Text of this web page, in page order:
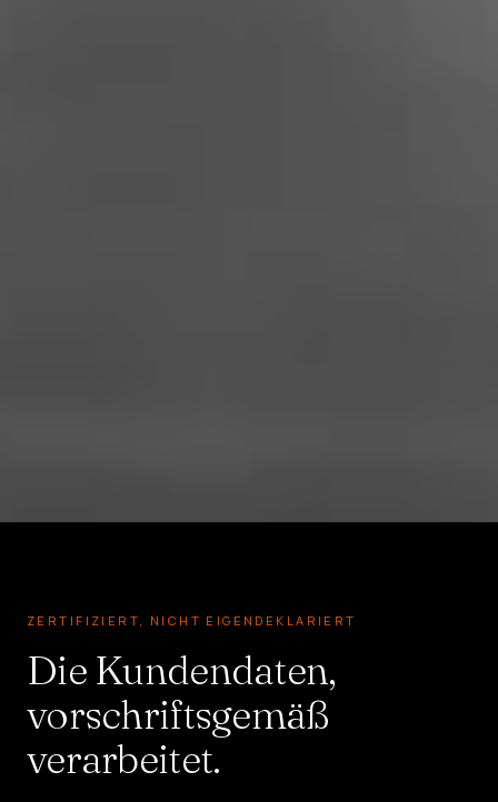
ZERTIFIZIERT, NICHT EIGENDEKLARIERT
Die Kundendaten,
vorschriftsgemäß
verarbeitet.